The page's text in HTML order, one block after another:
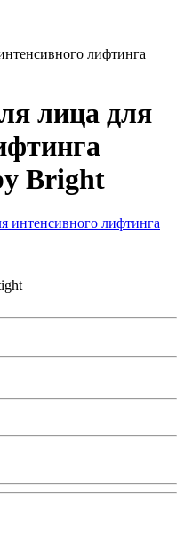
лифтинга
лица для
Bright